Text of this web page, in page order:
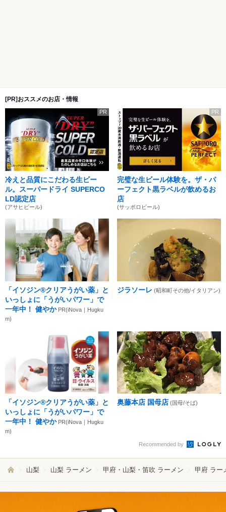
[PR]おススメのお店・情報
PR
冷えと品質にこだわる生ビー
ル。スーパードライ SUPERCO
LD認定店
(アサヒビール)
PR
完璧な生ビール体験を。ザ・パ
ーフェクト黒ラベルが飲めるお
店
(サッポロビール)
「イソジン®クリアうがい薬」と
いっしょに「うがいパワー」で
一年中！ 健やか PR(iNova｜Hugku
m)
ジラソーレ (昭和町その他/イタリアン)
「イソジン®クリアうがい薬」と
いっしょに「うがいパワー」で
一年中！ 健やか PR(iNova｜Hugku
m)
奥藤本店 国母店 (国母/そば)
Recommended by
山梨 山梨 ラーメン 甲府・山梨・笛吹 ラーメン 甲府 ラー